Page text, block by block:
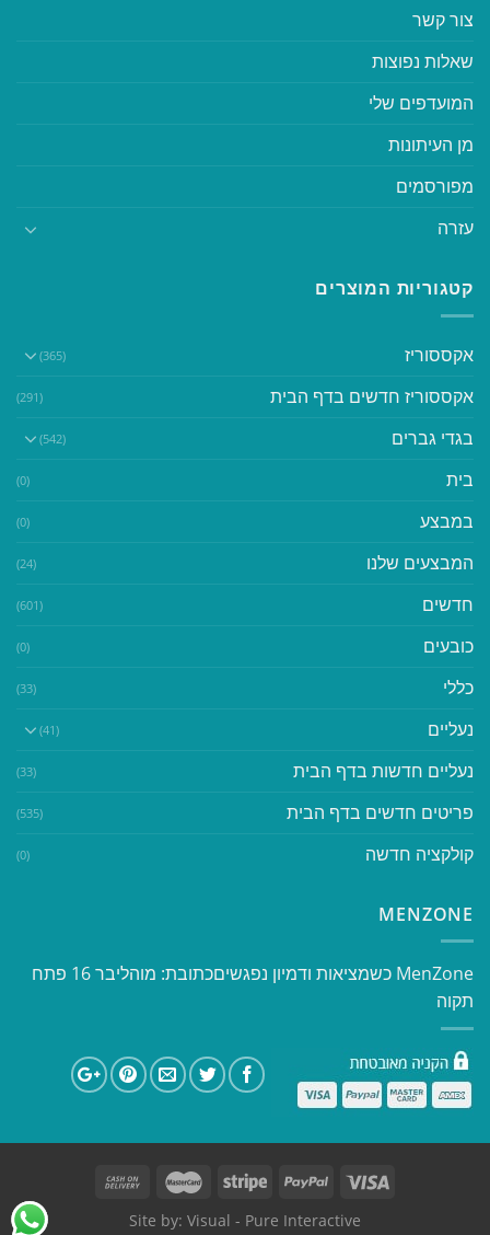
צור קשר
שאלות נפוצות
המועדפים שלי
מן העיתונות
מפורסמים
עזרה
קטגוריות המוצרים
אקססוריז (365)
אקססוריז חדשים בדף הבית (291)
בגדי גברים (542)
בית (0)
במבצע (0)
המבצעים שלנו (24)
חדשים (601)
כובעים (0)
כללי (33)
נעליים (41)
נעליים חדשות בדף הבית (33)
פריטים חדשים בדף הבית (535)
קולקציה חדשה (0)
MENZONE
​​MenZone כשמציאות ודמיון נפגשים​ כתובת: מוהליבר 16 פתח
תקוה
Site by: Visual - Pure Interactive